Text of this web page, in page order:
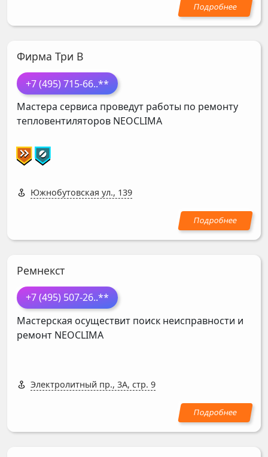
Фирма Три В
+7 (495) 715-66..**
Мастера сервиса проведут работы по ремонту
тепловентиляторов NEOCLIMA
Южнобутовская ул., 139
Ремнекст
+7 (495) 507-26..**
Мастерская осуществит поиск неисправности и
ремонт NEOCLIMA
Электролитный пр., 3А, стр. 9